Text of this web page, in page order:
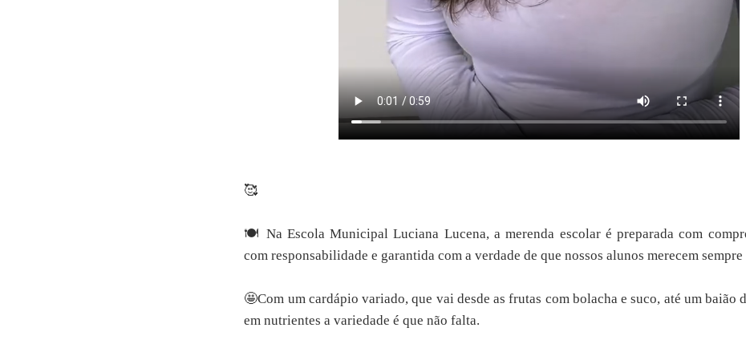
🥰
🍽️ Na Escola Municipal Luciana Lucena, a merenda escolar é preparada com
com responsabilidade e garantida com a verdade de que nossos alunos merecem
🤩Com um cardápio variado, que vai desde as frutas com bolacha e suco, até um baião
em nutrientes a variedade é que não falta.